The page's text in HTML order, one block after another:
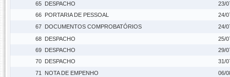
65 DESPACHO
23/
66 PORTARIA DE PESSOAL
24/
67 DOCUMENTOS COMPROBATÓRIOS
24/
68 DESPACHO
25/
69 DESPACHO
29/
70 DESPACHO
31/
71
NOTA DE EMPENHO
06/